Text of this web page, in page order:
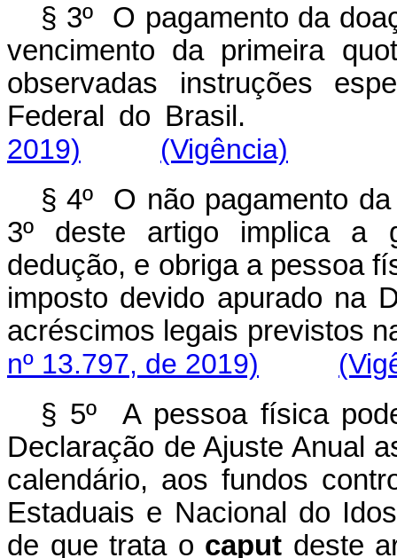
§ 3º O pagamento da
vencimento da primeira
observadas instruções
Federal do Brasil.
2019)
(Vigência)
§ 4º O não pagamento
3º deste artigo implica a
dedução, e obriga a pessoa
imposto devido apurado na
acréscimos legais previstos
nº 13.797, de 2019)
§ 5º A pessoa física
Declaração de Ajuste Anual
calendário, aos fundos
Estaduais e Nacional do
de que trata o caput deste